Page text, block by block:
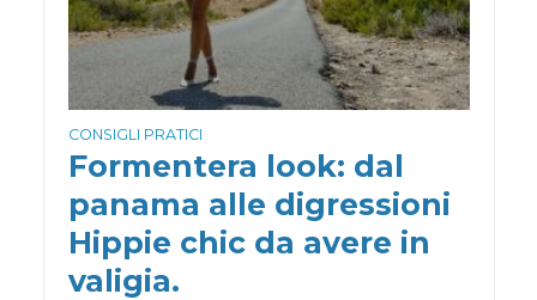
CONSIGLI PRATICI
Formentera look: dal
panama alle digressioni
Hippie chic da avere in
valigia.